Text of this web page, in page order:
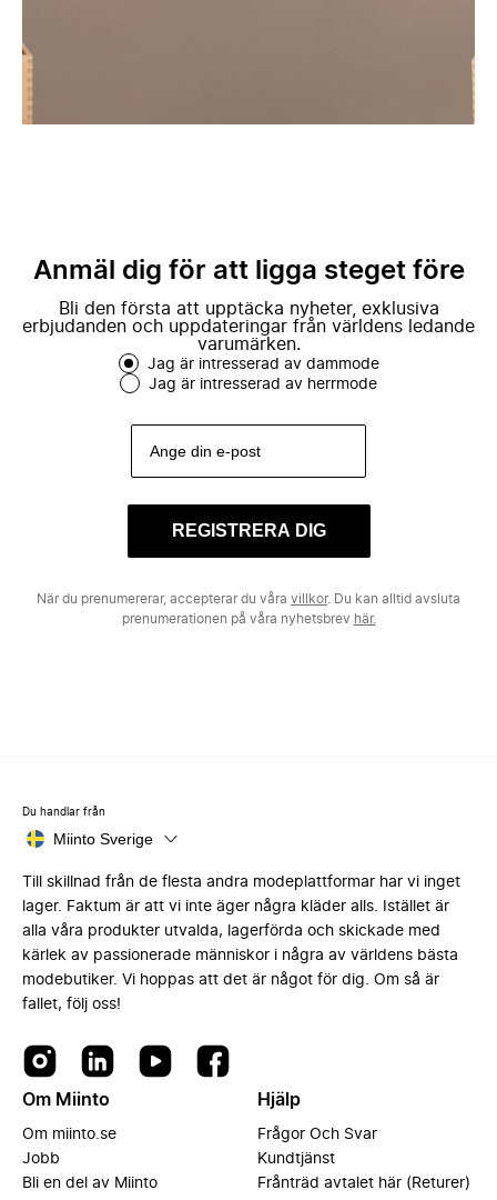
Anmäl dig för att ligga steget före
Bli den första att upptäcka nyheter, exklusiva
erbjudanden och uppdateringar från världens ledande
varumärken.
Jag är intresserad av dammode
Jag är intresserad av herrmode
REGISTRERA DIG
När du prenumererar, accepterar du våra villkor. Du kan alltid avsluta
prenumerationen på våra nyhetsbrev här.
Du handlar från
Miinto Sverige
Till skillnad från de flesta andra modeplattformar har vi inget
lager. Faktum är att vi inte äger några kläder alls. Istället är
alla våra produkter utvalda, lagerförda och skickade med
kärlek av passionerade människor i några av världens bästa
modebutiker. Vi hoppas att det är något för dig. Om så är
fallet, följ oss!
Om Miinto
Om miinto.se
Jobb
Bli en del av Miinto
Hjälp
Frågor Och Svar
Kundtjänst
Frånträd avtalet här (Returer)